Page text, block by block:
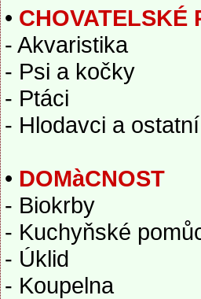
• CHOVATELSKÉ
- Akvaristika
- Psi a kočky
- Ptáci
- Hlodavci a ostatní
• DOMàCNOST
- Biokrby
- Kuchyňské
- Úklid
- Koupelna